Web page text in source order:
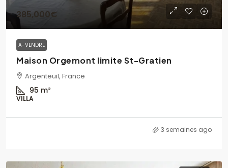
385,000€
A-VENDRE
Maison Orgemont limite St-Gratien
Argenteuil, France
95 m²
VILLA
3 semaines ago